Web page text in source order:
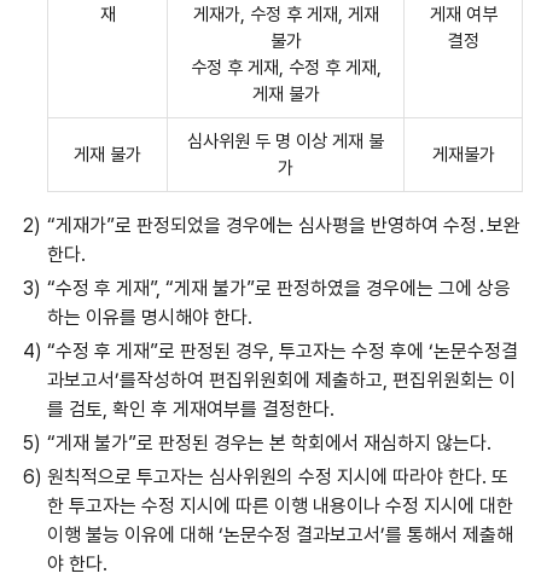
재
게재가, 수정 후 게재, 게재
불가
수정 후 게재, 수정 후 게재,
게재 불가
게재 여부
결정
게재 불가
심사위원 두 명 이상 게재 불
가
게재불가
“게재가”로 판정되었을 경우에는 심사평을 반영하여 수정․보완
한다.
“수정 후 게재”, “게재 불가”로 판정하였을 경우에는 그에 상응
하는 이유를 명시해야 한다.
“수정 후 게재”로 판정된 경우, 투고자는 수정 후에 ‘논문수정결
과보고서’를작성하여 편집위원회에 제출하고, 편집위원회는 이
를 검토, 확인 후 게재여부를 결정한다.
“게재 불가”로 판정된 경우는 본 학회에서 재심하지 않는다.
원칙적으로 투고자는 심사위원의 수정 지시에 따라야 한다. 또
한 투고자는 수정 지시에 따른 이행 내용이나 수정 지시에 대한
이행 불능 이유에 대해 ‘논문수정 결과보고서’를 통해서 제출해
야 한다.